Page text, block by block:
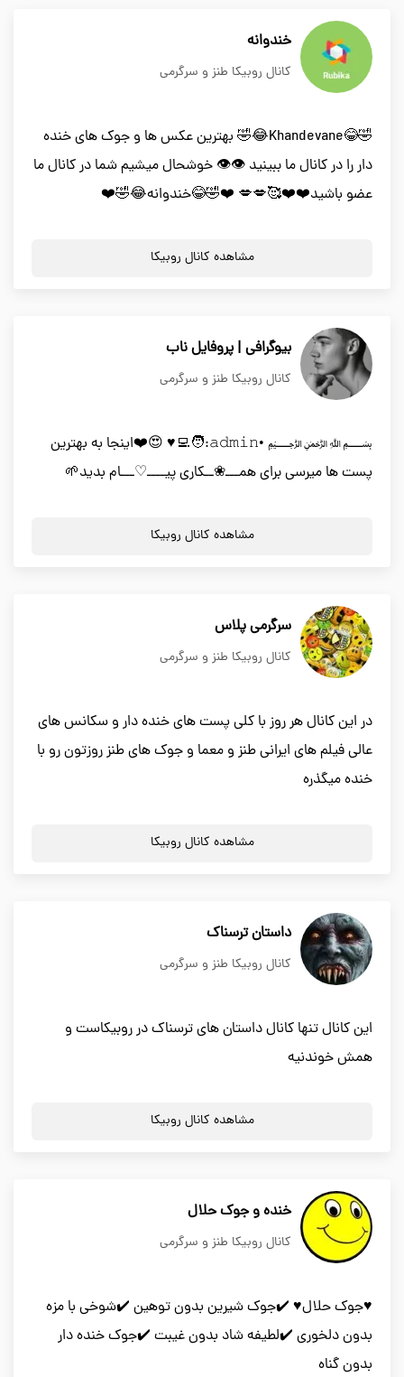
خندوانه
کانال روبیکا طنز و سرگرمی
🤣😂Khandevane😂🤣 بهترین عکس ها و جوک های خنده
دار را در کانال ما ببینید 👁️👁️ خوشحال میشیم شما در کانال ما
عضو باشید❤️❤️🥰💋💋 ❤️🤣😂خندوانه😂🤣❤️
مشاهده کانال روبیکا
بیوگرافی | پروفایل ناب
کانال روبیکا طنز و سرگرمی
﷽ •𝚊𝚍𝚖𝚒𝚗:🧑‍💻♥️ 😍❤️اینجا به بهترین
پست ها میرسی برای همـــ❀ــکاری پیــــ♡︎ـــام بدید🌱
مشاهده کانال روبیکا
سرگرمی پلاس
کانال روبیکا طنز و سرگرمی
در این کانال هر روز با کلی پست های خنده دار و سکانس های
عالی فیلم های ایرانی طنز و معما و جوک های طنز روزتون رو با
خنده میگذره
مشاهده کانال روبیکا
داستان ترسناک
کانال روبیکا طنز و سرگرمی
این کانال تنها کانال داستان های ترسناک در روبیکاست و
همش خوندنیه
مشاهده کانال روبیکا
خنده و جوک حلال
کانال روبیکا طنز و سرگرمی
♥️جوک حلال♥️ ✔️جوک شیرین بدون توهین ✔️شوخی با مزه
بدون دلخوری ✔️لطیفه شاد بدون غیبت ✔️جوک خنده دار
بدون گناه